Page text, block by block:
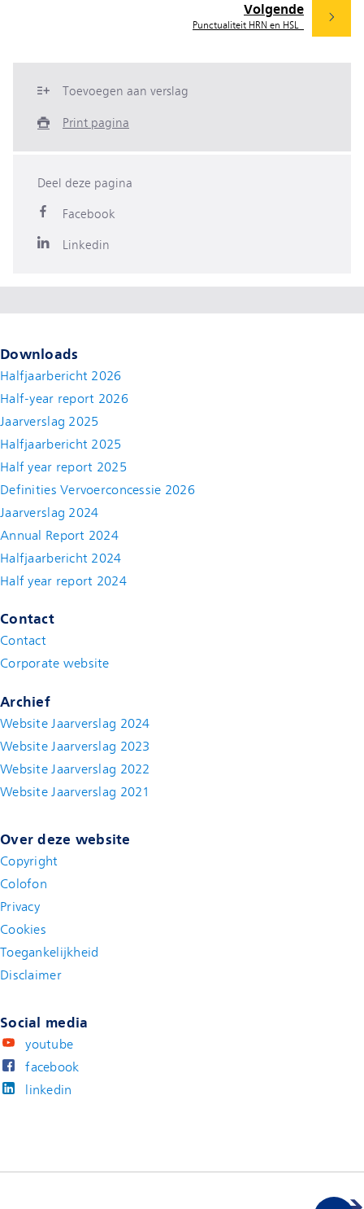
Volgende
Punctualiteit HRN en HSL
Toevoegen aan verslag
Print pagina
Deel deze pagina
Facebook
Linkedin
Downloads
Halfjaarbericht 2026
Half-year report 2026
Jaarverslag 2025
Halfjaarbericht 2025
Half year report 2025
Definities Vervoerconcessie 2026
Jaarverslag 2024
Annual Report 2024
Halfjaarbericht 2024
Half year report 2024(new window)
Contact
Contact
Corporate website
Archief
Website Jaarverslag 2024
Website Jaarverslag 2023
Website Jaarverslag 2022
Website Jaarverslag 2021
Over deze website
Copyright
Colofon
Privacy
Cookies
Toegankelijkheid
Disclaimer(new window)
Social media
youtube
facebook
linkedin